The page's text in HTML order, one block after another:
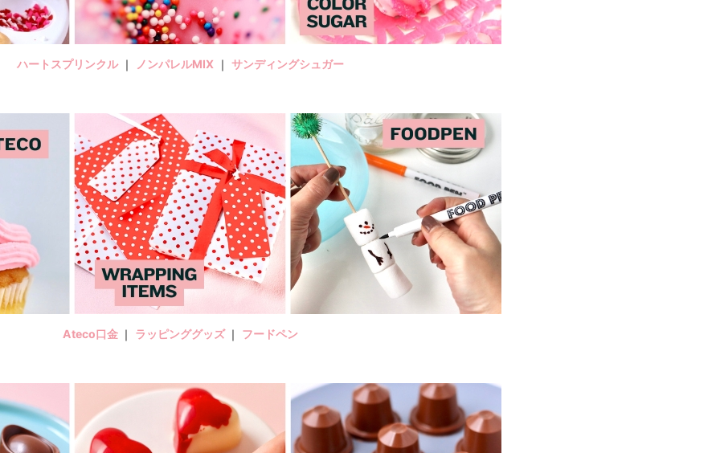
ハートスプリンクル｜ ノンパレルMIX ｜ サンディングシュガー
Ateco口金 ｜ ラッピンググッズ ｜ フードペン